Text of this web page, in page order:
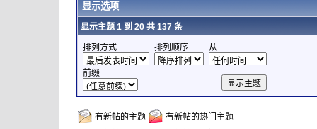
显示选项
显示主题 1 到 20 共 137 条
排列方式 排列顺序 从
前缀
有新帖的主题 有新帖的热门主题